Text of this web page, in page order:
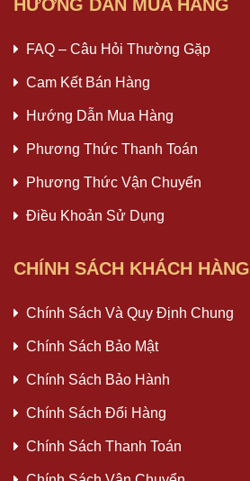
HƯỚNG DẪN MUA HÀNG
FAQ – Câu Hỏi Thường Gặp
Cam Kết Bán Hàng
Hướng Dẫn Mua Hàng
Phương Thức Thanh Toán
Phương Thức Vận Chuyển
Điều Khoản Sử Dụng
CHÍNH SÁCH KHÁCH HÀNG
Chính Sách Và Quy Định Chung
Chính Sách Bảo Mật
Chính Sách Bảo Hành
Chính Sách Đổi Hàng
Chính Sách Thanh Toán